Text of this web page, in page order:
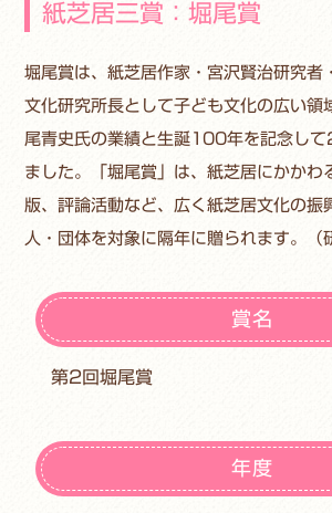
紙芝居三賞：堀尾賞
堀尾賞は、紙芝居作家・宮沢賢治研究者
文化研究所長として子ども文化の広い領
尾青史氏の業績と生誕100年を記念し
ました。「堀尾賞」は、紙芝居にかかわ
版、評論活動など、広く紙芝居文化の振
人・団体を対象に隔年に贈られます。（
賞名
第2回堀尾賞
年度